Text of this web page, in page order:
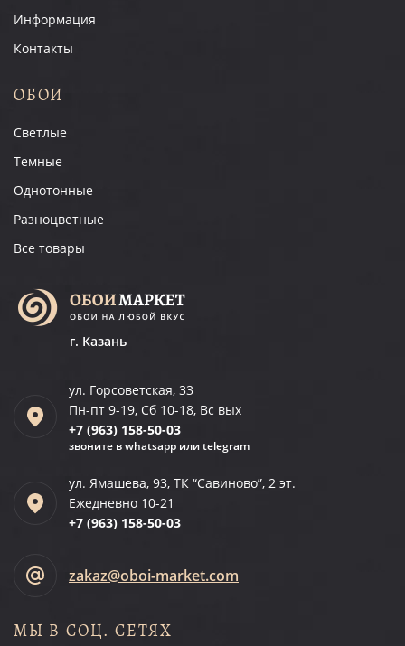
Информация
Контакты
ОБОИ
Светлые
Темные
Однотонные
Разноцветные
Все товары
г. Казань
ул. Горсоветская, 33
Пн-пт 9-19, Сб 10-18, Вс вых
+7 (963) 158-50-03
звоните в whatsapp или telegram
ул. Ямашева, 93, ТК “Савиново”, 2 эт.
Ежедневно 10-21
+7 (963) 158-50-03
zakaz@oboi-market.com
МЫ В СОЦ. СЕТЯХ